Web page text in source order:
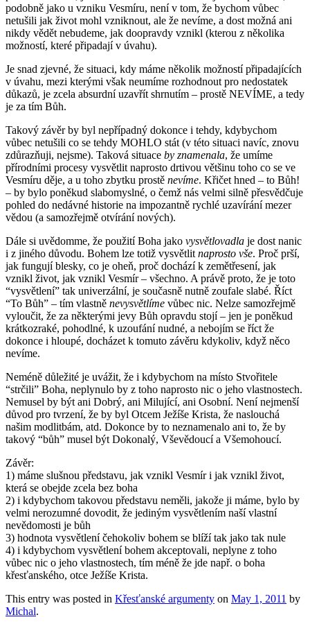
podobně jako u vzniku Vesmíru, není v tom, že bychom vůbec
netušili jak život mohl vzniknout, ale že nevíme, a dost možná ani
nikdy vědět nebudeme, jak doopravdy vznikl (kterou z několika
možností, které připadají v úvahu).
Je snad zjevné, že situaci, kdy máme několik možností připadajících
v úvahu, mezi kterými však neumíme rozhodnout pro nedostatek
důkazů, je zcela absurdní uzavřít shrnutím – prostě NEVÍME, a tedy
je za tím Bůh.
Takový závěr by byl nepřípadný dokonce i tehdy, kdybychom
vůbec netušili co se tehdy MOHLO stát (v této situaci navíc, znovu
zdůrazňuji, nejsme). Taková situace by znamenala, že umíme
přírodními procesy vysvětlit naprosto drtivou většinu toho co se ve
Vesmíru děje, a u toho zbytku prostě nevíme. Křičet hned – to Bůh!
– by bylo poněkud slabomyslné, o čemž nás velmi silně přesvědčuje
pohled do nedávné historie na impozantně rychlé uzavírání mezer
vědou (a samozřejmě otvírání nových).
Dále si uvědomme, že použití Boha jako vysvětlovadla je dost nanic
i z jiného důvodu. Bohem lze totiž vysvětlit naprosto vše. Proč prší,
jak fungují blesky, co je oheň, proč dochází k zemětřesení, jak
vznikl život, jak vznikl Vesmír – všechno. A právě proto, že je toto
“vysvětlení” tak univerzální, je současně nutně zoufale slabé. Říct
“To Bůh” – tím vlastně nevysvětlíme vůbec nic. Nelze samozřejmě
vyloučit, že za některými jevy Bůh opravdu stojí – jen je poněkud
krátkozraké, pohodlné, k uzoufání nudné, a nebojím se říct že
dokonce i hloupé, docházet k tomuto závěru kdykoliv, když něco
nevíme.
Neméně důležité je uvážit, že i kdybychom na místo Stvořitele
“strčili” Boha, neplynulo by z toho naprosto nic o jeho vlastnostech.
Nemusel by být ani Dobrý, ani Milující, ani Osobní. Není nejmenší
důvod pro tvrzení, že by byl Otcem Ježíše Krista, že naslouchá
našim modlitbám, atd. Dokonce by to neznamenalo ani to, že by
takový “bůh” musel být Dokonalý, Vševědoucí a Všemohoucí.
Závěr:
1) máme slušnou představu, jak vznikl Vesmír i jak vznikl život,
která se obejde zcela bez boha
2) i kdybychom takovou představu neměli, jakože ji máme, bylo by
velmi nerozumné dovodit, že jediným vysvětlením naší vlastní
nevědomosti je bůh
3) hodnota vysvětlení čehokoliv bohem se blíží tak jako tak nule
4) i kdybychom vysvětlení bohem akceptovali, neplyne z toho
vůbec nic o jeho vlastnostech, tím méně že jde např. o boha
křesťanského, otce Ježíše Krista.
This entry was posted in Křesťanské argumenty on May 1, 2011 by
Michal.